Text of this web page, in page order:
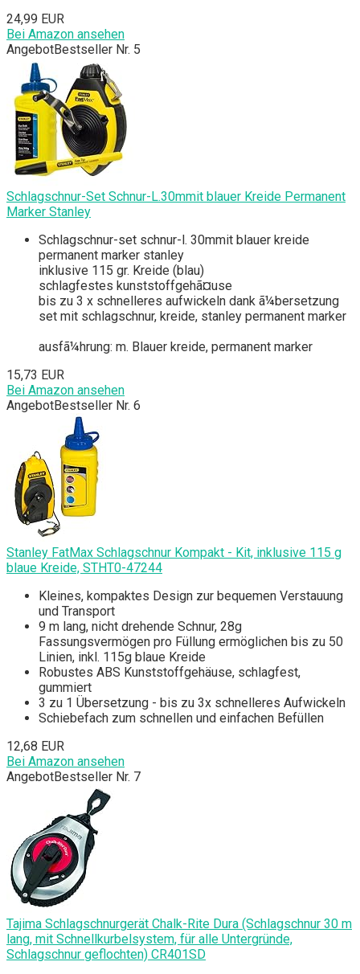
24,99 EUR
Bei Amazon ansehen
AngebotBestseller Nr. 5
Schlagschnur-Set Schnur-L.30mmit blauer Kreide Permanent
Marker Stanley
Schlagschnur-set schnur-l. 30mmit blauer kreide
permanent marker stanley
inklusive 115 gr. Kreide (blau)
schlagfestes kunststoffgehã¤use
bis zu 3 x schnelleres aufwickeln dank ã¼bersetzung
set mit schlagschnur, kreide, stanley permanent marker
ausfã¼hrung: m. Blauer kreide, permanent marker
15,73 EUR
Bei Amazon ansehen
AngebotBestseller Nr. 6
Stanley FatMax Schlagschnur Kompakt - Kit, inklusive 115 g
blaue Kreide, STHT0-47244
Kleines, kompaktes Design zur bequemen Verstauung
und Transport
9 m lang, nicht drehende Schnur, 28g
Fassungsvermögen pro Füllung ermöglichen bis zu 50
Linien, inkl. 115g blaue Kreide
Robustes ABS Kunststoffgehäuse, schlagfest,
gummiert
3 zu 1 Übersetzung - bis zu 3x schnelleres Aufwickeln
Schiebefach zum schnellen und einfachen Befüllen
12,68 EUR
Bei Amazon ansehen
AngebotBestseller Nr. 7
Tajima Schlagschnurgerät Chalk-Rite Dura (Schlagschnur 30 m
lang, mit Schnellkurbelsystem, für alle Untergründe,
Schlagschnur geflochten) CR401SD